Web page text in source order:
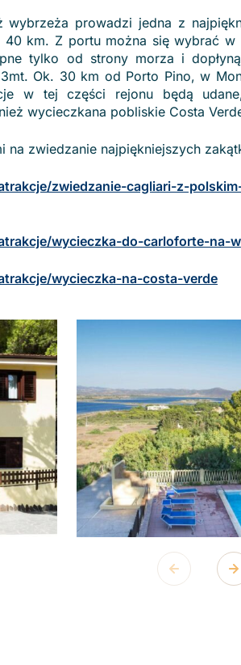
prowadzi jedna z
40 km. Z portu można się wybrać
tylko od strony morza i
Ok. 30 km od Porto Pino, w
w tej części rejonu będą
wycieczkana pobliskie Costa
na zwiedzanie najpiękniejszych
zwiedzanie-cagliari-z-
wycieczka-do-carloforte-na-
wycieczka-na-costa-verde